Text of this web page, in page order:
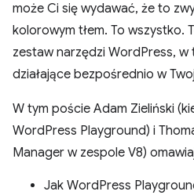
może Ci się wydawać, że to
kolorowym tłem. To wszystko.
zestaw narzędzi WordPress, w
działające bezpośrednio w
W tym poście Adam Zieliński
WordPress Playground) i
Manager w zespole V8)
Jak WordPress